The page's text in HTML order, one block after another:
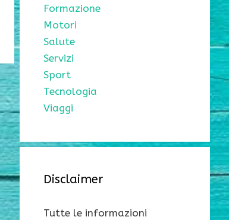
Formazione
Motori
Salute
Servizi
Sport
Tecnologia
Viaggi
Disclaimer
Tutte le informazioni